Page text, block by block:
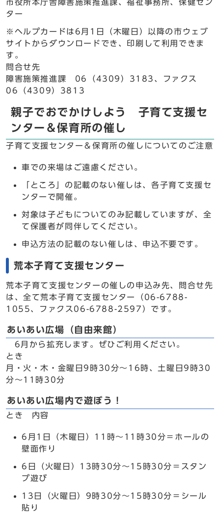
市役所本庁舎障害施策推進課、福祉事務所、保健セン
ター
※ヘルプカードは6月1日（木曜日）以降の市ウェブ
サイトからダウンロードでき、印刷して利用できま
す。
問合せ先
障害施策推進課 06（4309）3183、ファクス
06（4309）3813
親子でおでかけしよう 子育て支援セ
ンター＆保育所の催し
子育て支援センター＆保育所の催しについてのご注意
車での来場はご遠慮ください。
「ところ」の記載のない催しは、各子育て支援セ
ンターで開催。
対象は子どもについてのみ記載していますが、全
て保護者が同伴してください。
申込方法の記載のない催しは、申込不要です。
荒本子育て支援センター
荒本子育て支援センターの催しの申込み先、問合せ先
は、全て荒本子育て支援センター（06-6788-
1055、ファクス06-6788-2597）です。
あいあい広場（自由来館）
6月から拡充します。ぜひご利用ください。
とき
月・火・木・金曜日9時30分～16時、土曜日9時30
分～11時30分
あいあい広場内で遊ぼう！
とき 内容
6月1日（木曜日）11時～11時30分＝ホールの
壁面作り
6日（火曜日）13時30分～15時30分＝スタン
プ遊び
13日（火曜日）9時30分～15時30分＝シール
貼り